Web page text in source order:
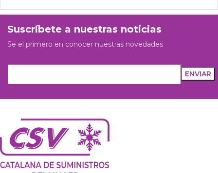
Suscríbete a nuestras noticias
Se el primero en conocer nuestras novedades